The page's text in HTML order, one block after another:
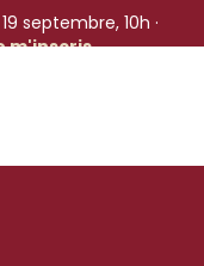
septembre, 10h ·
m'inscris →